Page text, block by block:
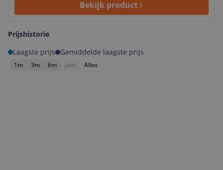
Bekijk product
Prijshistorie
Laagste prijs
Gemiddelde laagste prijs
1m 3m 6m Jaar Alles